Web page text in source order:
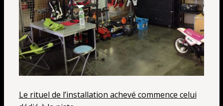
Le rituel de l’installation achevé commence celui